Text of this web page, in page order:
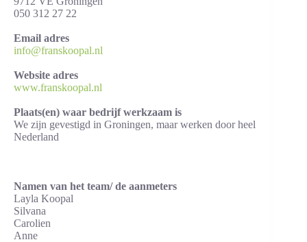
050 312 27 22
Email adres
info@franskoopal.nl
Website adres
www.franskoopal.nl
Plaats(en) waar bedrijf werkzaam is
We zijn gevestigd in Groningen, maar werken door heel
Nederland
Namen van het team/ de aanmeters
Layla Koopal
Silvana
Carolien
Anne